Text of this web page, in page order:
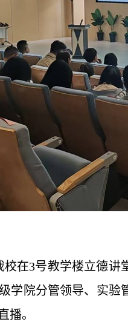
校在3号教学楼立德
学院分管领导、实
播。